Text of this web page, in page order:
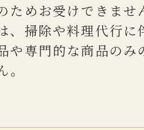
ためお受けできませ
、掃除や料理代行
や専門的な商品の